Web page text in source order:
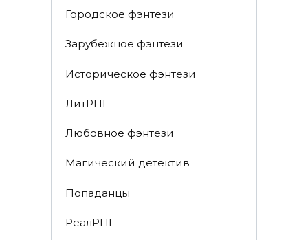
Городское фэнтези
Зарубежное фэнтези
Историческое фэнтези
ЛитРПГ
Любовное фэнтези
Магический детектив
Попаданцы
РеалРПГ